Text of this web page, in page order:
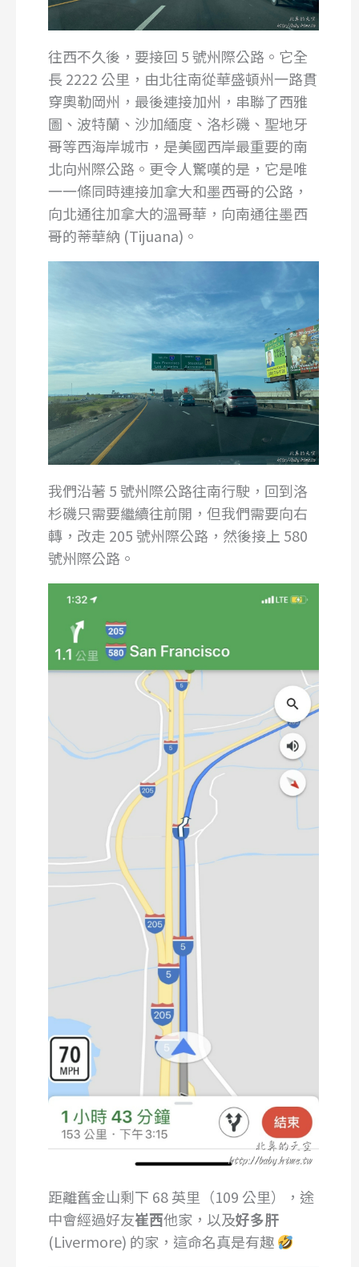
往西不久後，要接回 5 號州際公路。它全
長 2222 公里，由北往南從華盛頓州一路貫
穿奧勒岡州，最後連接加州，串聯了西雅
圖、波特蘭、沙加緬度、洛杉磯、聖地牙
哥等西海岸城市，是美國西岸最重要的南
北向州際公路。更令人驚嘆的是，它是唯
一一條同時連接加拿大和墨西哥的公路，
向北通往加拿大的溫哥華，向南通往墨西
哥的蒂華納 (Tijuana)。
我們沿著 5 號州際公路往南行駛，回到洛
杉磯只需要繼續往前開，但我們需要向右
轉，改走 205 號州際公路，然後接上 580
號州際公路。
距離舊金山剩下 68 英里（109 公里），途
中會經過好友崔西他家，以及好多肝
(Livermore) 的家，這命名真是有趣